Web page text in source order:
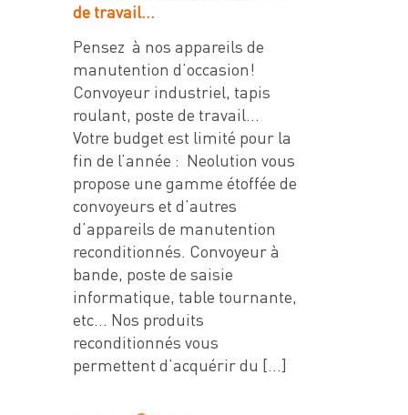
de travail…
Pensez à nos appareils de
manutention d’occasion!
Convoyeur industriel, tapis
roulant, poste de travail…
Votre budget est limité pour la
fin de l’année : Neolution vous
propose une gamme étoffée de
convoyeurs et d’autres
d’appareils de manutention
reconditionnés. Convoyeur à
bande, poste de saisie
informatique, table tournante,
etc… Nos produits
reconditionnés vous
permettent d’acquérir du […]